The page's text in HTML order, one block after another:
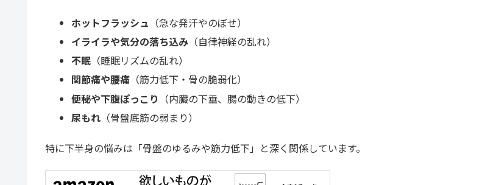
ホットフラッシュ （急な発汗やのぼせ）
イライラや気分の落ち込み （自律神経の乱れ）
不眠 （睡眠リズムの乱れ）
関節痛や腰痛 （筋力低下・骨の脆弱化）
便秘や下腹ぽっこり （内臓の下垂、腸の動きの低下）
尿もれ （骨盤底筋の弱まり）
特に下半身の悩みは「骨盤のゆるみや筋力低下」と深く関係しています。